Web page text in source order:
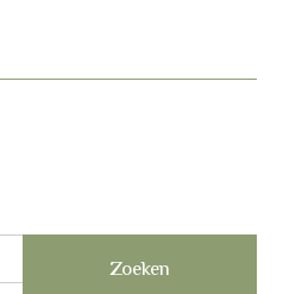
Zoeken